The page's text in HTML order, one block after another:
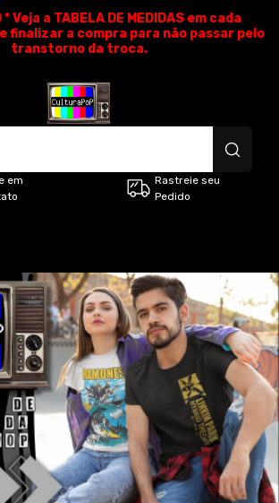
* Veja a TABELA DE MEDIDAS em cada
finalizar a compra para não passar pelo
transtorno da troca.
em
Rastreie seu
Pedido